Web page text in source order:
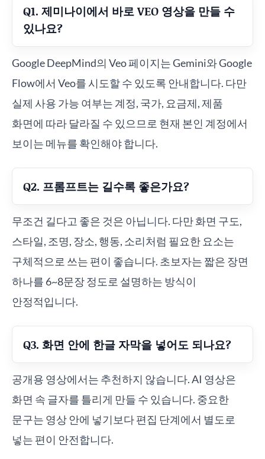
Q1. 제미나이에서 바로 VEO 영상을 만들 수
있나요?
Google DeepMind의 Veo 페이지는 Gemini와 Google
Flow에서 Veo를 시도할 수 있도록 안내합니다. 다만
실제 사용 가능 여부는 계정, 국가, 요금제, 제품
화면에 따라 달라질 수 있으므로 현재 본인 계정에서
보이는 메뉴를 확인해야 합니다.
Q2. 프롬프트는 길수록 좋은가요?
무조건 길다고 좋은 것은 아닙니다. 다만 화면 구도,
스타일, 조명, 장소, 행동, 소리처럼 필요한 요소는
구체적으로 쓰는 편이 좋습니다. 초보자는 짧은 장면
하나를 6~8문장 정도로 설명하는 방식이
안정적입니다.
Q3. 화면 안에 한글 자막을 넣어도 되나요?
공개용 영상에서는 추천하지 않습니다. AI 영상은
화면 속 글자를 틀리게 만들 수 있습니다. 중요한
문구는 영상 안에 넣기보다 편집 단계에서 별도로
넣는 편이 안전합니다.